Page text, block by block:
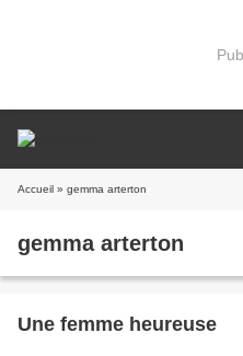
Accueil » gemma arterton
gemma arterton
Une femme heureuse